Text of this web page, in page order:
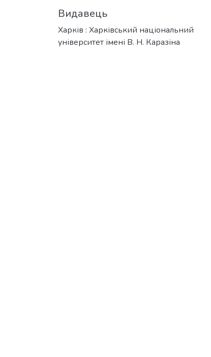
Видавець
Харків : Харківський національний
університет імені В. Н. Каразіна